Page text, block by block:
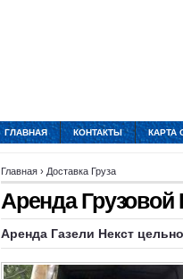
ГЛАВНАЯ КОНТАКТЫ КАРТА
Главная › Доставка Груза
Аренда Грузовой
Аренда Газели Некст